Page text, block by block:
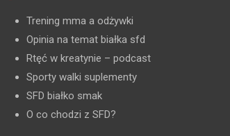
Trening mma a odżywki
Opinia na temat białka sfd
Rtęć w kreatynie – podcast
Sporty walki suplementy
SFD białko smak
O co chodzi z SFD?